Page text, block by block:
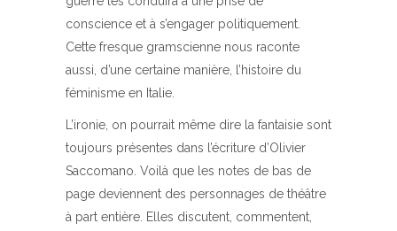
conscience et à s’engager politiquement.
Cette fresque gramscienne nous raconte
aussi, d’une certaine manière, l’histoire du
féminisme en Italie.
L’ironie, on pourrait même dire la fantaisie sont
toujours présentes dans l’écriture d’Olivier
Saccomano. Voilà que les notes de bas de
page deviennent des personnages de théâtre
à part entière. Elles discutent, commentent,